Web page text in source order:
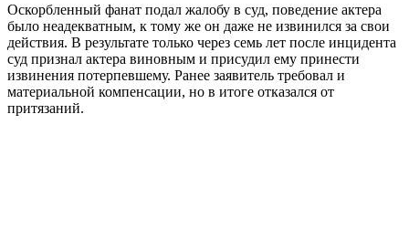
Оскорбленный фанат подал жалобу в суд, поведение актера
было неадекватным, к тому же он даже не извинился за свои
действия. В результате только через семь лет после инцидента
суд признал актера виновным и присудил ему принести
извинения потерпевшему. Ранее заявитель требовал и
материальной компенсации, но в итоге отказался от
притязаний.